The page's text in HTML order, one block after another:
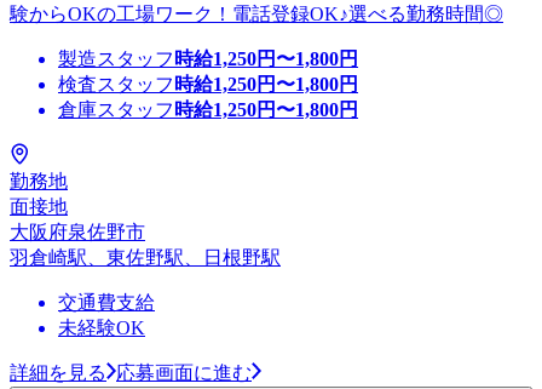
験からOKの工場ワーク！電話登録OK♪選べる勤務時間◎
製造スタッフ 時給1,250円〜1,800円
検査スタッフ 時給1,250円〜1,800円
倉庫スタッフ 時給1,250円〜1,800円
勤務地
面接地
大阪府泉佐野市
羽倉崎駅、東佐野駅、日根野駅
交通費支給
未経験OK
詳細を見る 応募画面に進む